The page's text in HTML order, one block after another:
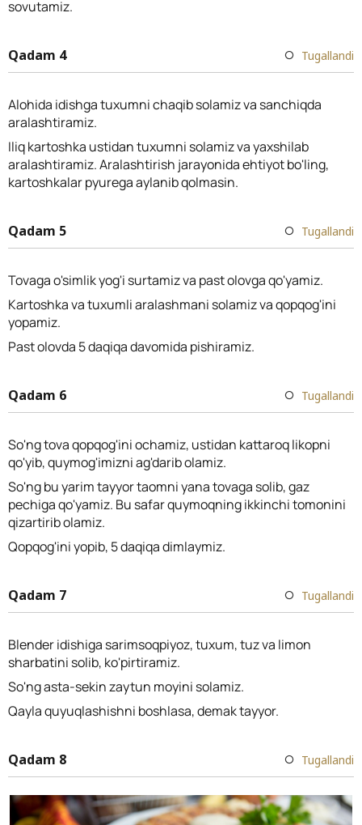
sovutamiz.
Qadam 4 Tugallandi
Alohida idishga tuxumni chaqib solamiz va sanchiqda
aralashtiramiz.
Iliq kartoshka ustidan tuxumni solamiz va yaxshilab
aralashtiramiz. Aralashtirish jarayonida ehtiyot bo'ling,
kartoshkalar pyurega aylanib qolmasin.
Qadam 5 Tugallandi
Tovaga o'simlik yog'i surtamiz va past olovga qo'yamiz.
Kartoshka va tuxumli aralashmani solamiz va qopqog'ini
yopamiz.
Past olovda 5 daqiqa davomida pishiramiz.
Qadam 6 Tugallandi
So'ng tova qopqog'ini ochamiz, ustidan kattaroq likopni
qo'yib, quymog'imizni ag'darib olamiz.
So'ng bu yarim tayyor taomni yana tovaga solib, gaz
pechiga qo'yamiz. Bu safar quymoqning ikkinchi tomonini
qizartirib olamiz.
Qopqog'ini yopib, 5 daqiqa dimlaymiz.
Qadam 7 Tugallandi
Blender idishiga sarimsoqpiyoz, tuxum, tuz va limon
sharbatini solib, ko'pirtiramiz.
So'ng asta-sekin zaytun moyini solamiz.
Qayla quyuqlashishni boshlasa, demak tayyor.
Qadam 8 Tugallandi